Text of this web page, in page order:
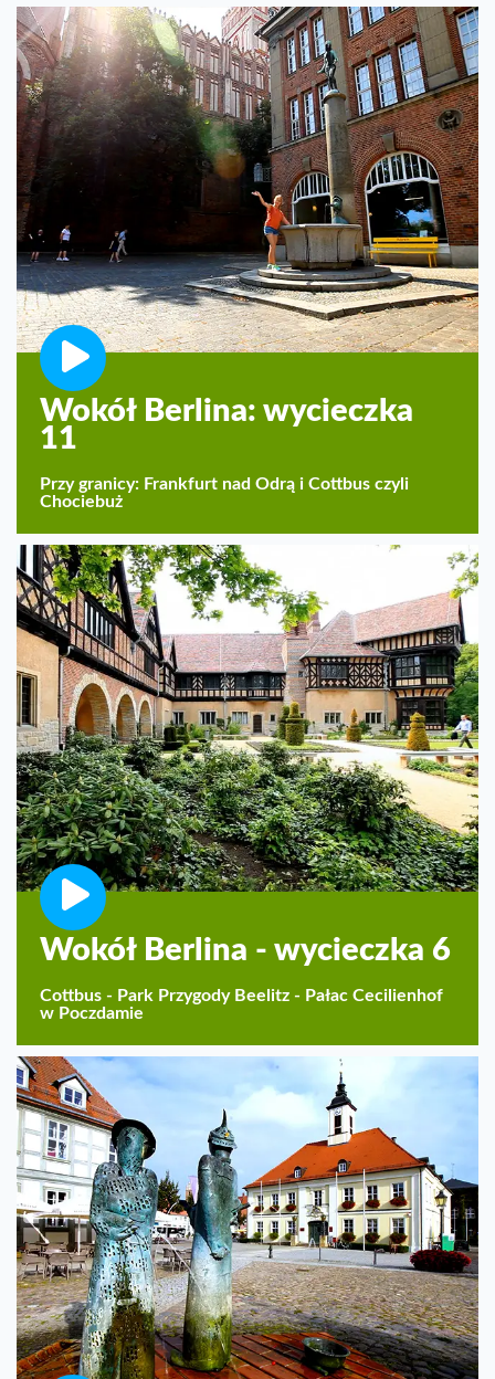
Wokół Berlina: wycieczka
11
Przy granicy: Frankfurt nad Odrą i Cottbus czyli
Chociebuż
Wokół Berlina - wycieczka 6
Cottbus - Park Przygody Beelitz - Pałac Cecilienhof
w Poczdamie